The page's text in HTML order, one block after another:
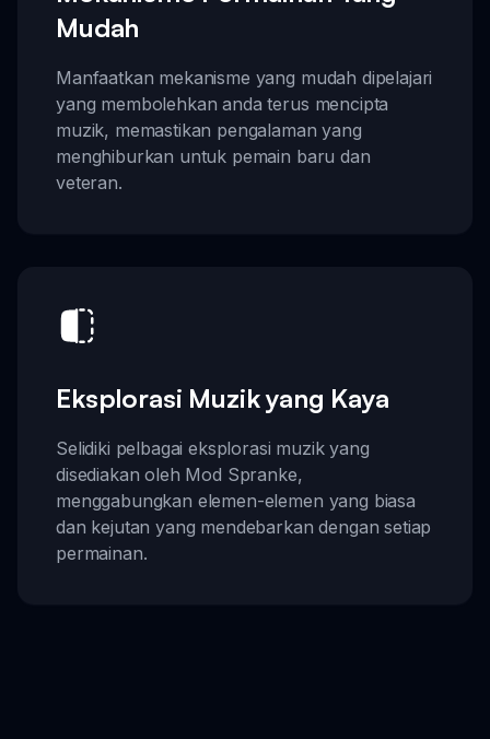
Mudah
Manfaatkan mekanisme yang mudah dipelajari
yang membolehkan anda terus mencipta
muzik, memastikan pengalaman yang
menghiburkan untuk pemain baru dan
veteran.
Eksplorasi Muzik yang Kaya
Selidiki pelbagai eksplorasi muzik yang
disediakan oleh Mod Spranke,
menggabungkan elemen-elemen yang biasa
dan kejutan yang mendebarkan dengan setiap
permainan.